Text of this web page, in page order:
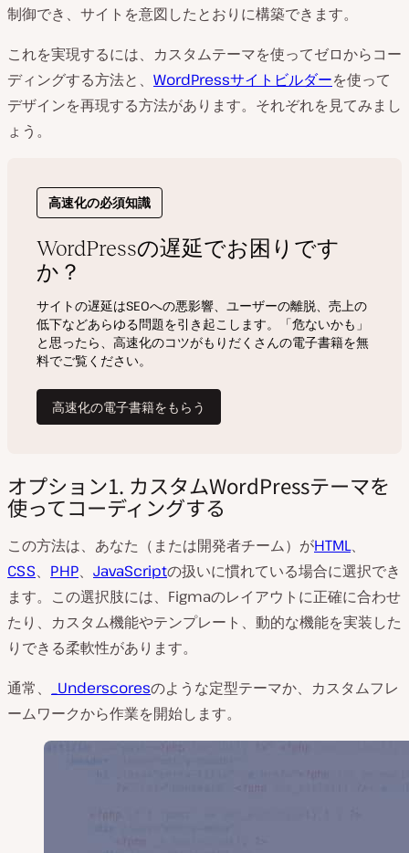
制御でき、サイトを意図したとおりに構築できます。
これを実現するには、カスタムテーマを使ってゼロからコー
ディングする方法と、 WordPressサイトビルダーを使って
デザインを再現する方法があります。それぞれを見てみまし
ょう。
オプション1. カスタムWordPressテーマを
使ってコーディングする
この方法は、あなた（または開発者チーム）がHTML、
CSS、 PHP、 JavaScriptの扱いに慣れている場合に選択でき
ます。この選択肢には、Figmaのレイアウトに正確に合わせ
たり、カスタム機能やテンプレート、動的な機能を実装した
りできる柔軟性があります。
通常、
_Underscoresのような定型テーマか、カスタムフレ
ームワークから作業を開始します。